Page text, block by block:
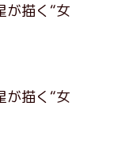
描く“女
描く“女